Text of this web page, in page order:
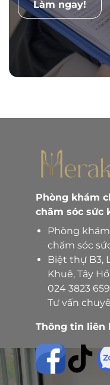
Làm ngay!
Phòng khám
chăm sóc sức
Phòng
chăm sóc
Biệt thự B3,
Khuê, Tây
024 3823
Tư vấn
Thông tin liên